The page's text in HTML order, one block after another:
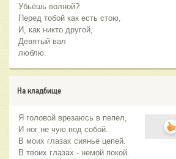
Убьёшь волной?
Перед тобой как есть стою,
И, как никто другой,
Девятый вал
люблю.
На кладбище
Я головой врезаюсь в пепел,
И ног не чую под собой.
В моих глазах сиянье цепей.
В твоих глазах - немой покой.